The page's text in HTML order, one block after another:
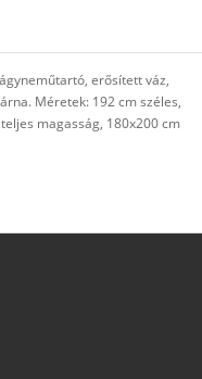
erősített váz,
Méretek: 192 cm széles,
magasság, 180x200 cm